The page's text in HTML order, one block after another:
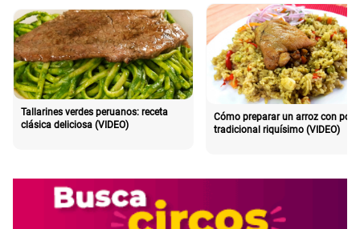
Tallarines verdes peruanos: receta
clásica deliciosa (VIDEO)
Cómo preparar un arroz con pollo
tradicional riquísimo (VIDEO)